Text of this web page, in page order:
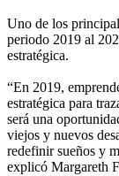
Uno de los
periodo 2019 al
estratégica.
“En 2019,
estratégica para
será una
viejos y nuevos
redefinir sueños y
explicó Margareth